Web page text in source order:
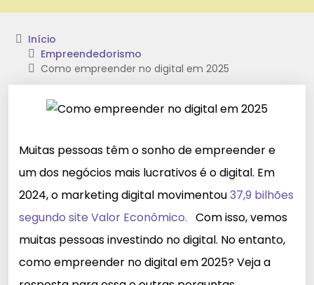
Início
Empreendedorismo
Como empreender no digital em 2025
Muitas pessoas têm o sonho de empreender e
um dos negócios mais lucrativos é o digital. Em
2024, o marketing digital movimentou37,9 bilhões
segundo site Valor Econômico. Com isso, vemos
muitas pessoas investindo no digital. No entanto,
como empreender no digital em 2025? Veja a